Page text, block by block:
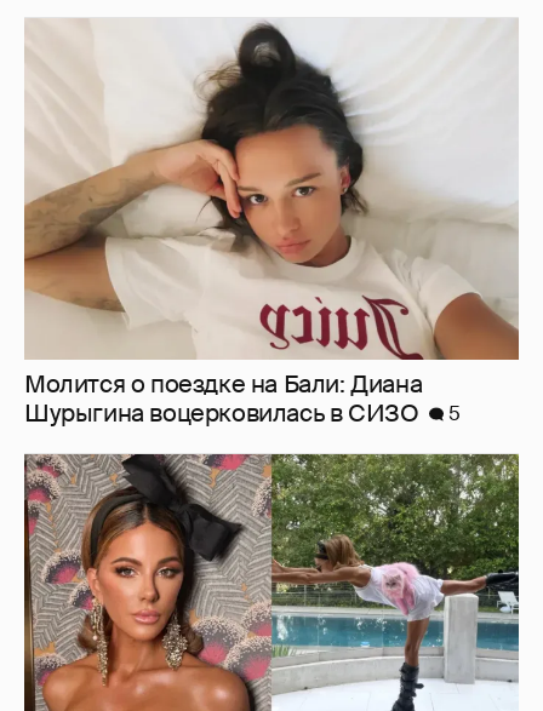
Молится о поездке на Бали: Диана
Шурыгина воцерковилась в СИЗО
5